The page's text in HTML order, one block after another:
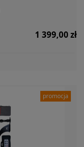
1 399,00 zł
promocja